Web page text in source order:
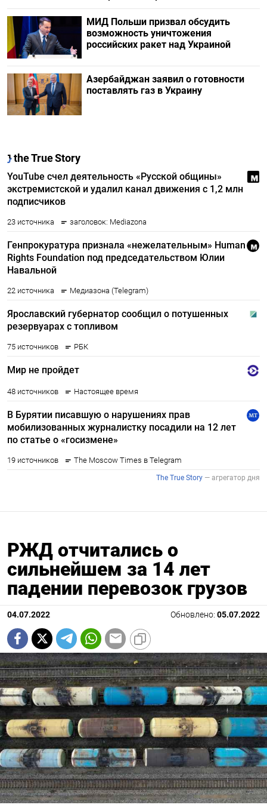
МИД Польши призвал обсудить
возможность уничтожения
российских ракет над Украиной
Азербайджан заявил о готовности
поставлять газ в Украину
РЖД отчитались о
сильнейшем за 14 лет
падении перевозок грузов
04.07.2022 Обновлено: 05.07.2022